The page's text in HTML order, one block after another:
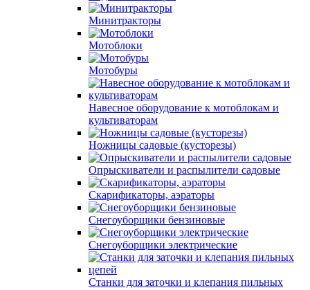
Минитракторы
Мотоблоки
Мотобуры
Навесное оборудование к мотоблокам и
культиваторам
Ножницы садовые (кусторезы)
Опрыскиватели и распылители садовые
Скарификаторы, аэраторы
Снегоуборщики бензиновые
Снегоуборщики электрические
Станки для заточки и клепания пильных